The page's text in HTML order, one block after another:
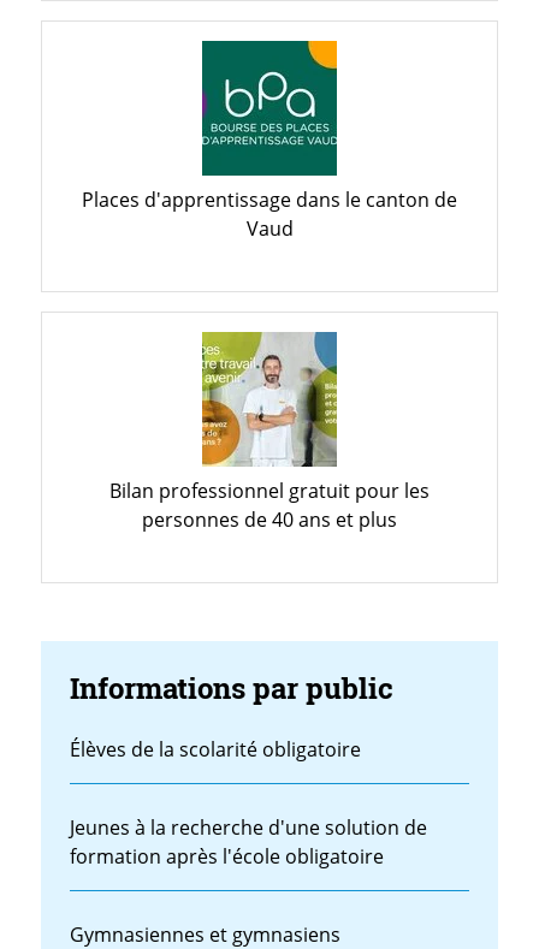
Places d'apprentissage dans le canton de
Vaud
Bilan professionnel gratuit pour les
personnes de 40 ans et plus
Informations par public
Élèves de la scolarité obligatoire
Jeunes à la recherche d'une solution de
formation après l'école obligatoire
Gymnasiennes et gymnasiens